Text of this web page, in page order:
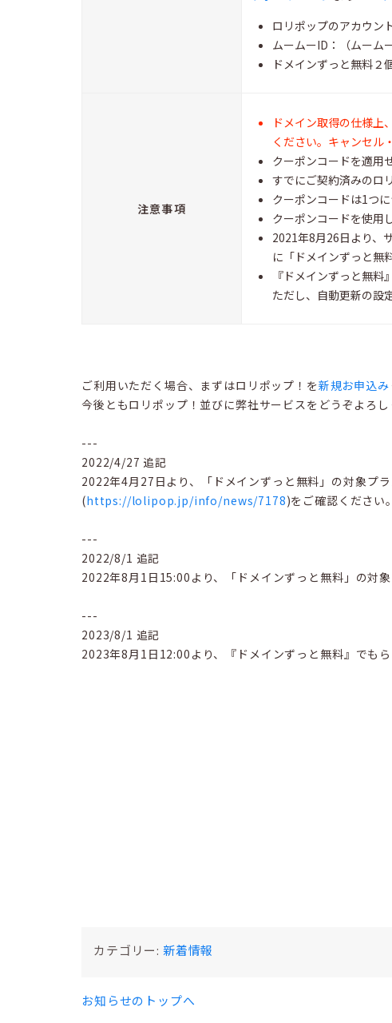
ロリポップのアカウン
ムームーID：（ムーム
ドメインずっと無料２
注意事項
ドメイン取得の仕様上
ください。キャンセル
クーポンコードを適用
すでにご契約済みのロ
クーポンコードは1つ
クーポンコードを使用
2021年8月26日より、
に「ドメインずっと無
『ドメインずっと無
ただし、自動更新の設
ご利用いただく場合、まずはロリポップ！を新規お申込み
今後ともロリポップ！並びに弊社サービスをどうぞよろし
---
2022/4/27 追記
2022年4月27日より、「ドメインずっと無料」の対象プ
(https://lolipop.jp/info/news/7178)をご確認ください。
---
2022/8/1 追記
2022年8月1日15:00より、「ドメインずっと無料」の対
---
2023/8/1 追記
2023年8月1日12:00より、『ドメインずっと無料』でも
カテゴリー: 新着情報
お知らせのトップへ